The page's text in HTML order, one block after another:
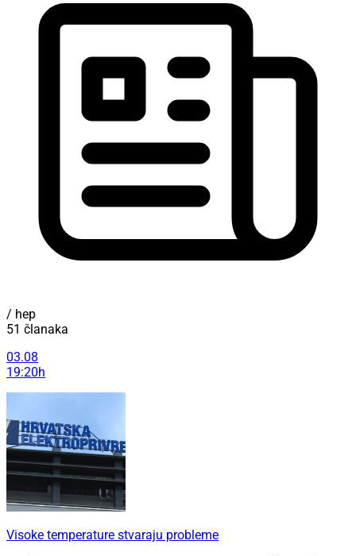
/ hep
51 članaka
03.08
19:20h
Visoke temperature stvaraju probleme